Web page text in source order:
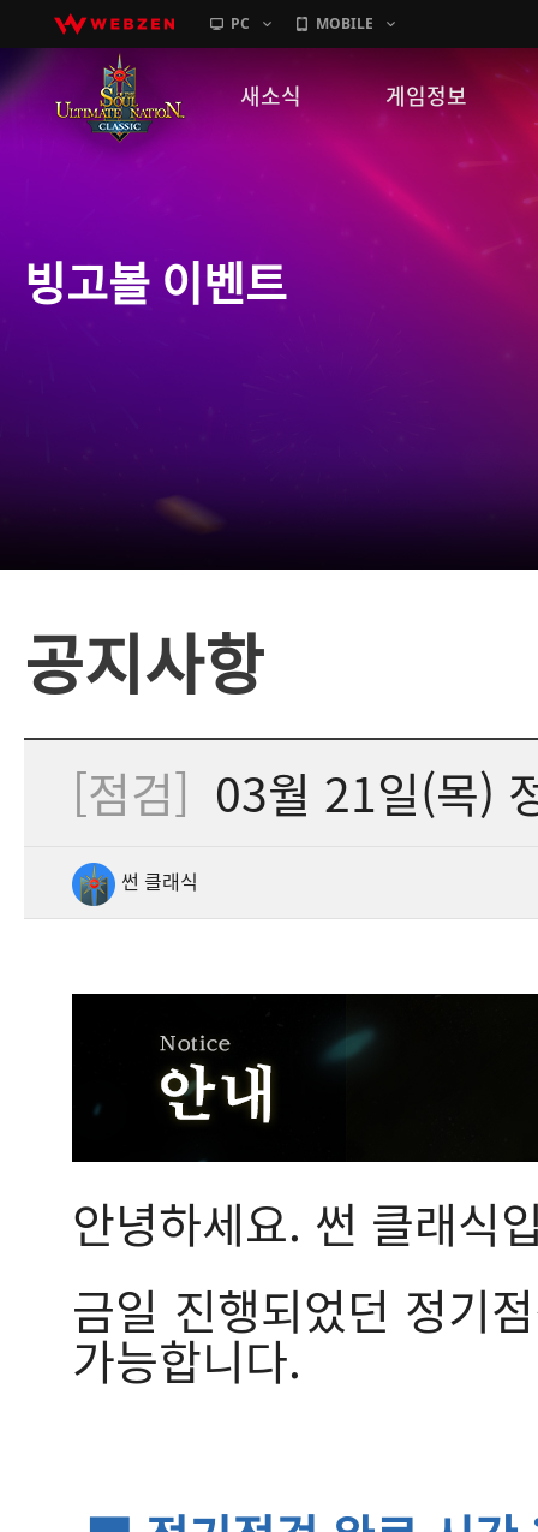
PC MOBILE
새소식
GM노트
게임정보
캐릭터소개
빙고볼 이벤트
공지사항
[점검] 03월 21일(목)
썬 클래식
안녕하세요. 썬 클래식
금일 진행되었던 정기
가능합니다.